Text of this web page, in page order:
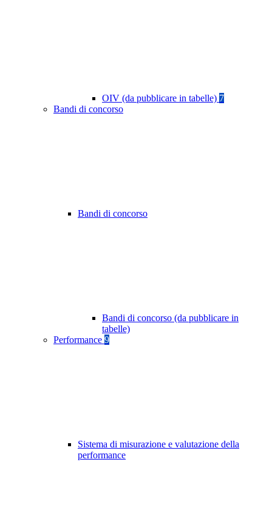
OIV (da pubblicare in tabelle) 7
Bandi di concorso
Bandi di concorso
Bandi di concorso (da pubblicare in
tabelle)
Performance 9
Sistema di misurazione e valutazione della
performance